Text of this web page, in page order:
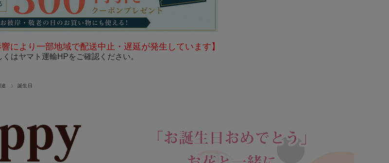
お供え・お悔や
み
により一部地域で配送中止・遅延が発生しています】
くはヤマト運輸HPをご確認ください。
途 誕生日